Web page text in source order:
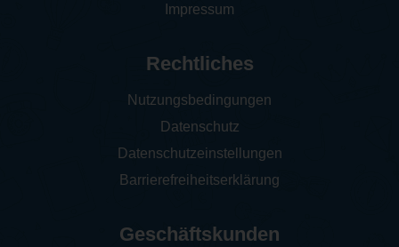
Impressum
Rechtliches
Nutzungsbedingungen
Datenschutz
Datenschutzeinstellungen
Barrierefreiheitserklärung
Geschäftskunden